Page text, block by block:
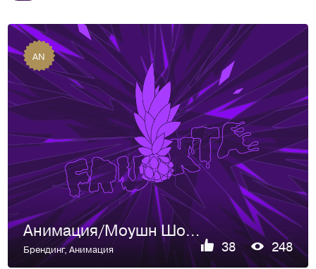
AN
Анимация/Моушн Шоурил 2026
Брендинг,Анимация 38 248